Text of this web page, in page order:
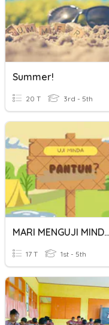
Summer!
20 T 3rd - 5th
MARI MENGUJI MINDA !
17 T 1st - 5th